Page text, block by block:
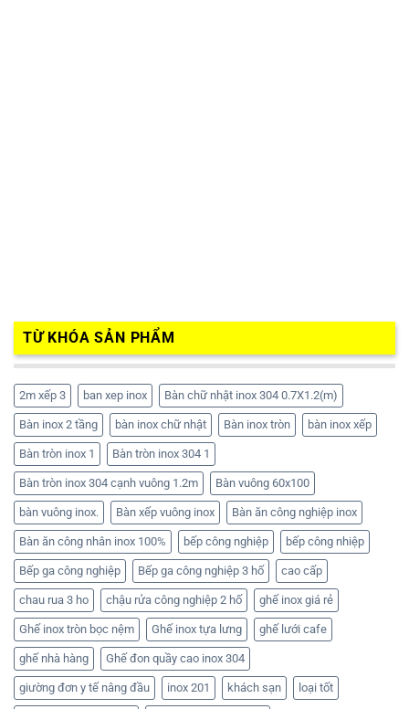
TỪ KHÓA SẢN PHẨM
2m xếp 3 ban xep inox Bàn chữ nhật inox 304 0.7X1.2(m)
Bàn inox 2 tầng bàn inox chữ nhật Bàn inox tròn bàn inox xếp
Bàn tròn inox 1 Bàn tròn inox 304 1
Bàn tròn inox 304 cạnh vuông 1.2m Bàn vuông 60x100
bàn vuông inox. Bàn xếp vuông inox Bàn ăn công nghiệp inox
Bàn ăn công nhân inox 100% bếp công nghiệp bếp công nhiệp
Bếp ga công nghiệp Bếp ga công nghiệp 3 hố cao cấp
chau rua 3 ho chậu rửa công nghiệp 2 hố ghế inox giá rẻ
Ghế inox tròn bọc nệm Ghế inox tựa lưng ghế lưới cafe
ghế nhà hàng Ghế đon quầy cao inox 304
giường đơn y tế nâng đầu inox 201 khách sạn loại tốt